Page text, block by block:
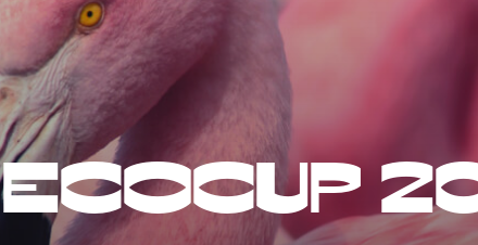
ECOCUP